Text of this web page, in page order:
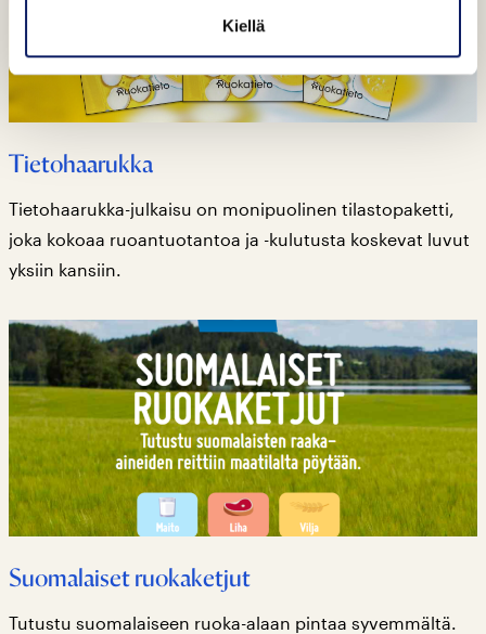
Kiellä
Tietohaarukka
Tietohaarukka-julkaisu on monipuolinen tilastopaketti,
joka kokoaa ruoantuotantoa ja -kulutusta koskevat luvut
yksiin kansiin.
Suomalaiset ruokaketjut
Tutustu suomalaiseen ruoka-alaan pintaa syvemmältä.